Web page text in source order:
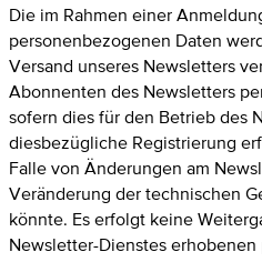
Die im Rahmen einer
personenbezogenen Daten
Versand unseres Newsletters
Abonnenten des Newsletters
sofern dies für den Betrieb des
diesbezügliche Registrierung
Falle von Änderungen am
Veränderung der technischen
könnte. Es erfolgt keine
Newsletter-Dienstes